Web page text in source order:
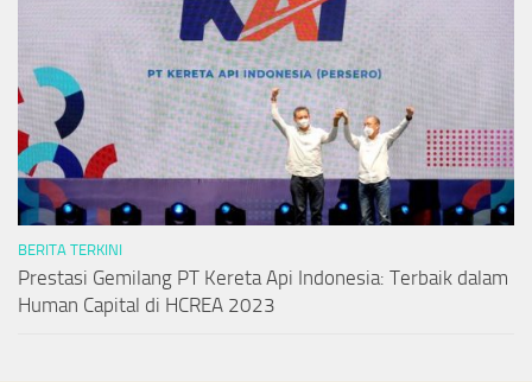
BERITA TERKINI
Prestasi Gemilang PT Kereta Api Indonesia: Terbaik dalam
Human Capital di HCREA 2023